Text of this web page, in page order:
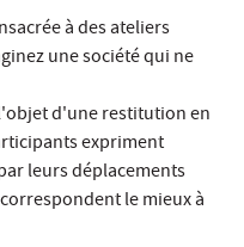
à des ateliers
une société qui ne
d'une restitution en
expriment
leurs déplacements
le mieux à